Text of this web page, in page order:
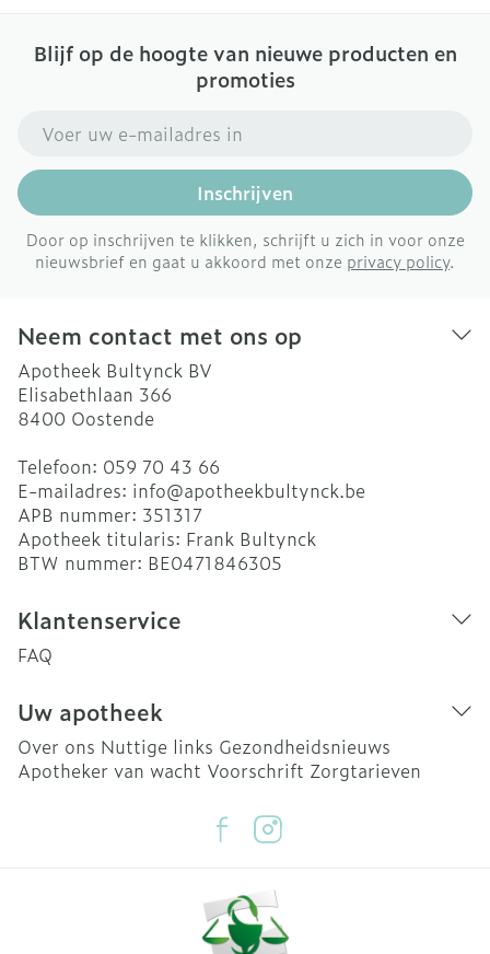
Blijf op de hoogte van nieuwe producten en
promoties
Inschrijven
Door op inschrijven te klikken, schrijft u zich in voor onze
nieuwsbrief en gaat u akkoord met onze privacy policy.
Neem contact met ons op
Apotheek Bultynck BV
Elisabethlaan 366
8400 Oostende
Telefoon: 059 70 43 66
E-mailadres: info@apotheekbultynck.be
APB nummer: 351317
Apotheek titularis: Frank Bultynck
BTW nummer: BE0471846305
Klantenservice
FAQ
Uw apotheek
Over ons Nuttige links Gezondheidsnieuws
Apotheker van wacht Voorschrift Zorgtarieven